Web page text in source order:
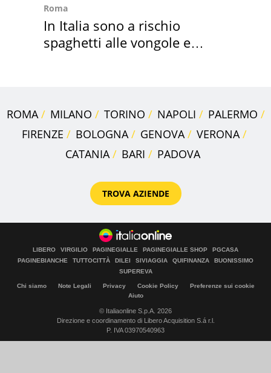
Roma
In Italia sono a rischio
spaghetti alle vongole e
ROMA MILANO TORINO NAPOLI
PALERMO
FIRENZE
BOLOGNA GENOVA
VERONA
CATANIA
BARI PADOVA
TROVA AZIENDE
LIBERO VIRGILIO PAGINEGIALLE PAGINEGIALLE SHOP
PGCASA
PAGINEBIANCHE
TUTTOCITTÀ DILEI SIVIAGGIA QUIFINANZA
BUONISSIMO
SUPEREVA
Chi siamo Note Legali Privacy Cookie Policy
Preferenze sui cookie
Aiuto
© Italiaonline S.p.A. 2026
Direzione e coordinamento di Libero Acquisition S.á r.l.
P. IVA 03970540963